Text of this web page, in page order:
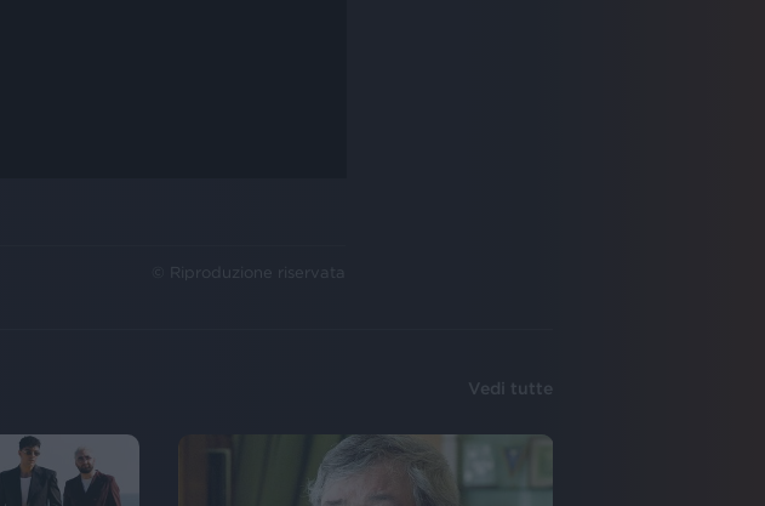
© Riproduzione riservata
Vedi tutte